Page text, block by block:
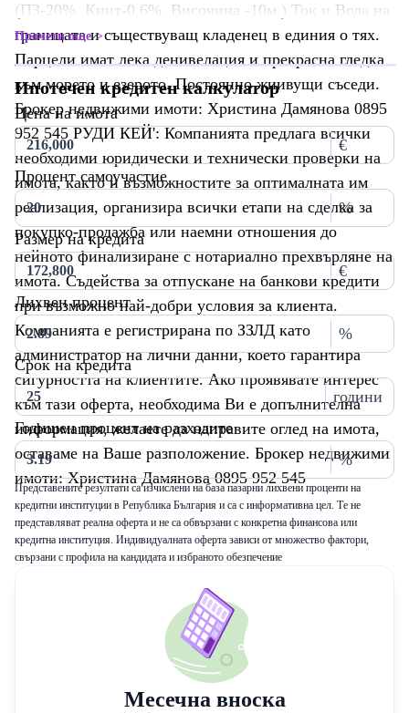
(ПЗ-20%, Кинт-0.6%, Височина -10м.) Ток и Вода на
границата и съществуващ кладенец в единия о тях.
Парцели имат лека денивелация и прекрасна гледка
към морето и езерото. Постоянно жиивущи съседи.
Брокер недвижими имоти: Христина Дамянова 0895
952 545 РУДИ КЕЙ': Компанията предлага всички
необходими юридически и технически проверки на
имота, както и възможностите за оптималната им
реализация, организира всички етапи на сделка за
покупко-продажба или наемни отношения до
нейното финализиране с нотариално прехвърляне на
имота. Съдейства за отпускане на банкови кредити
при възможно най-добри условия за клиента.
Компанията е регистрирана по ЗЗЛД като
администратор на лични данни, което гарантира
сигурността на клиентите. Ако проявявате интерес
към тази оферта, необходима Ви е допълнителна
информация, желаете да направите оглед на имота,
оставаме на Ваше разположение. Брокер недвижими
имоти: Христина Дамянова 0895 952 545
Прочети още
Ипотечен кредитен калкулатор
Цена на имота
€
Процент самоучастие
%
Размер на кредита
€
Лихвен процент
%
Срок на кредита
години
Годишен процент на разходите
%
Представените резултати са изчислени на база пазарни лихвени проценти на
кредитни институции в Република България и са с информативна цел. Те не
представляват реална оферта и не са обвързани с конкретна финансова или
кредитна институция. Индивидуалната оферта зависи от множество фактори,
свързани с профила на кандидата и избраното обезпечение
Месечна вноска